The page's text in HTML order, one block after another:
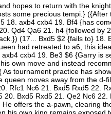
hopes to return with the knight
some precious tempi.} ({After
18. axb4 cxb4 19. Bf4 {has
Qd4 Qa6 21. h4 {followed by
(17... Bxd5 $2 {fails to} 18.
had retreated to a6, this
cxb4 19. Be3 $6 {Garry is
own move and instead
As tournament practice has
queen moves away from the d-
Rfc1 Nc6 21. Bxd5 Rxd5 22.
20. Bxd5 Rxd5 21. Qe2 Nc6 22.
He offers the a-pawn, clearing
his own king remains exposed